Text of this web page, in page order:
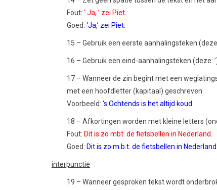
Fout: ‘ Ja, ’ zei Piet.
Goed: ‘Ja,’ zei Piet.
15 – Gebruik een eerste aanhalingsteken
16 – Gebruik een eind-aanhalingsteken (deze:
17 – Wanneer de zin begint met een
met een hoofdletter (kapitaal) geschreven.
Voorbeeld: 's Ochtends is het altijd koud.
18 – Afkortingen worden met kleine letters
Fout: Dit is zo mbt. de fietsbellen in Nederland.
Goed: Dit is zo m.b.t. de fietsbellen in Nederland.
interpunctie
19 – Wanneer gesproken tekst wordt